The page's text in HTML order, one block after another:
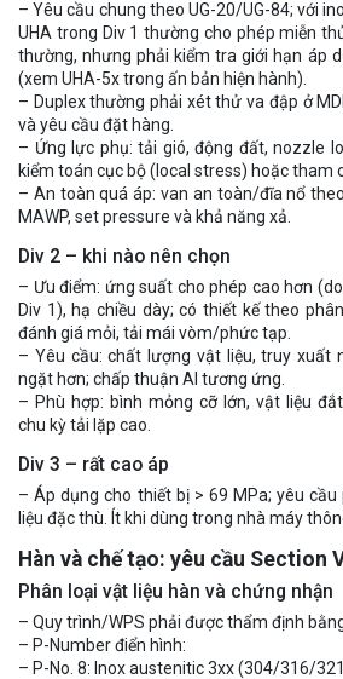
– Yêu cầu chung theo UG-20/UG-84; với
UHA trong Div 1 thường cho phép miễn
thường, nhưng phải kiểm tra giới hạn áp
(xem UHA-5x trong ấn bản hiện hành).
– Duplex thường phải xét thử va đập ở
và yêu cầu đặt hàng.
– Ứng lực phụ: tải gió, động đất, nozzle
kiểm toán cục bộ (local stress) hoặc tham
– An toàn quá áp: van an toàn/đĩa nổ
MAWP, set pressure và khả năng xả.
Div 2 – khi nào nên chọn
– Ưu điểm: ứng suất cho phép cao hơn
Div 1), hạ chiều dày; có thiết kế theo
đánh giá mỏi, tải mái vòm/phức tạp.
– Yêu cầu: chất lượng vật liệu, truy xuất
ngặt hơn; chấp thuận AI tương ứng.
– Phù hợp: bình mỏng cỡ lớn, vật liệu
chu kỳ tải lặp cao.
Div 3 – rất cao áp
– Áp dụng cho thiết bị > 69 MPa; yêu
liệu đặc thù. Ít khi dùng trong nhà máy
Hàn và chế tạo: yêu cầu Section
Phân loại vật liệu hàn và chứng nhận
– Quy trình/WPS phải được thẩm định
– P-Number điển hình:
– P-No. 8: Inox austenitic 3xx (304/316/